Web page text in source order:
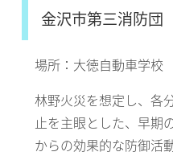
金沢市第三消防団
場所：大徳自動車学校
林野火災を想定し、各
止を主眼とした、早期
からの効果的な防御活